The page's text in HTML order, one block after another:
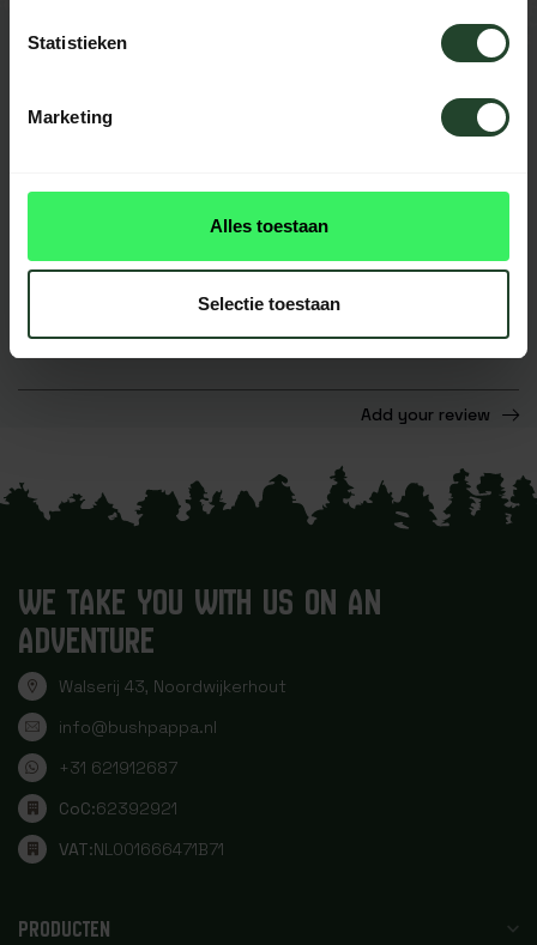
Statistieken
Marketing
Alles toestaan
Selectie toestaan
Add your review
WE TAKE YOU WITH US ON AN
ADVENTURE
Walserij 43, Noordwijkerhout
info@bushpappa.nl
+31 621912687
CoC:62392921
VAT:NL001666471B71
PRODUCTEN